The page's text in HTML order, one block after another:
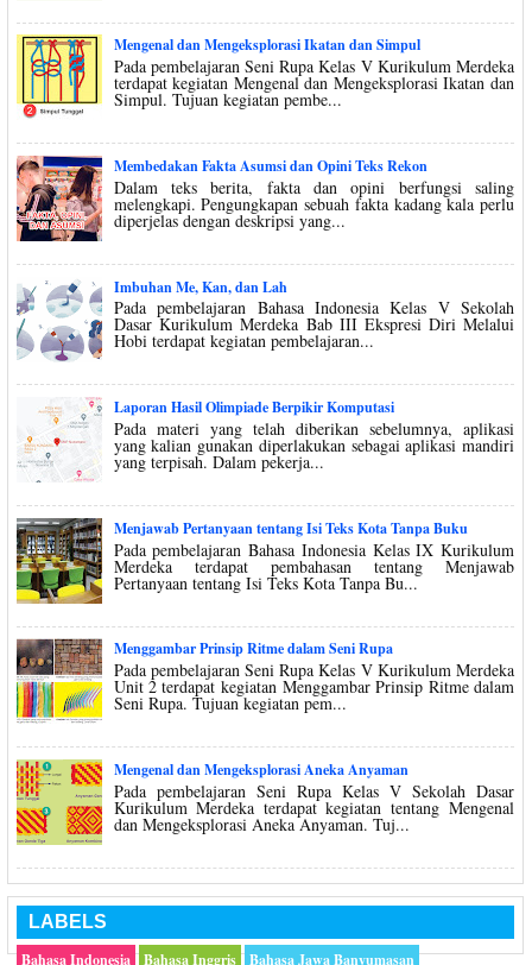
Mengenal dan Mengeksplorasi Ikatan dan Simpul
Pada pembelajaran Seni Rupa Kelas V Kurikulum Merdeka
terdapat kegiatan Mengenal dan Mengeksplorasi Ikatan dan
Simpul. Tujuan kegiatan pembe...
Membedakan Fakta Asumsi dan Opini Teks Rekon
Dalam teks berita, fakta dan opini berfungsi saling
melengkapi. Pengungkapan sebuah fakta kadang kala perlu
diperjelas dengan deskripsi yang...
Imbuhan Me, Kan, dan Lah
Pada pembelajaran Bahasa Indonesia Kelas V Sekolah
Dasar Kurikulum Merdeka Bab III Ekspresi Diri Melalui
Hobi terdapat kegiatan pembelajaran...
Laporan Hasil Olimpiade Berpikir Komputasi
Pada materi yang telah diberikan sebelumnya, aplikasi
yang kalian gunakan diperlakukan sebagai aplikasi mandiri
yang terpisah. Dalam pekerja...
Menjawab Pertanyaan tentang Isi Teks Kota Tanpa Buku
Pada pembelajaran Bahasa Indonesia Kelas IX Kurikulum
Merdeka terdapat pembahasan tentang Menjawab
Pertanyaan tentang Isi Teks Kota Tanpa Bu...
Menggambar Prinsip Ritme dalam Seni Rupa
Pada pembelajaran Seni Rupa Kelas V Kurikulum Merdeka
Unit 2 terdapat kegiatan Menggambar Prinsip Ritme dalam
Seni Rupa. Tujuan kegiatan pem...
Mengenal dan Mengeksplorasi Aneka Anyaman
Pada pembelajaran Seni Rupa Kelas V Sekolah Dasar
Kurikulum Merdeka terdapat kegiatan tentang Mengenal
dan Mengeksplorasi Aneka Anyaman. Tuj...
LABELS
Bahasa Indonesia
Bahasa Inggris Bahasa Jawa Banyumasan